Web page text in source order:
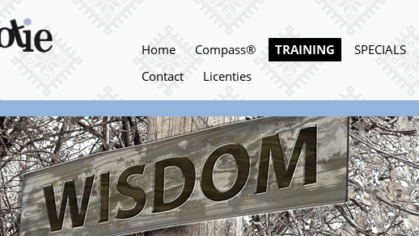
Home Compass® TRAINING SPECIALS
Contact
Licenties